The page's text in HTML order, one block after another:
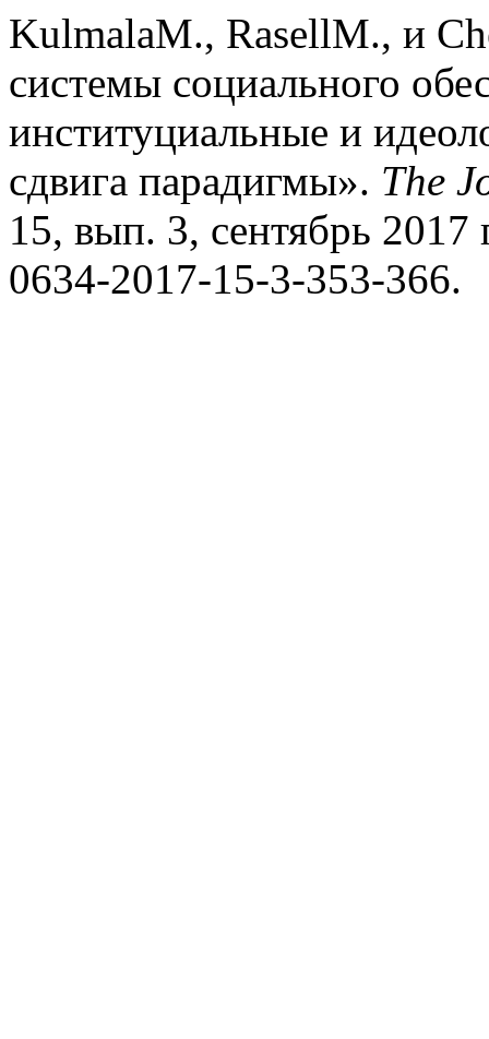
KulmalaM., RasellM., и
системы социального
институциальные и
сдвига парадигмы». The
15, вып. 3, сентябрь
0634-2017-15-3-353-366.